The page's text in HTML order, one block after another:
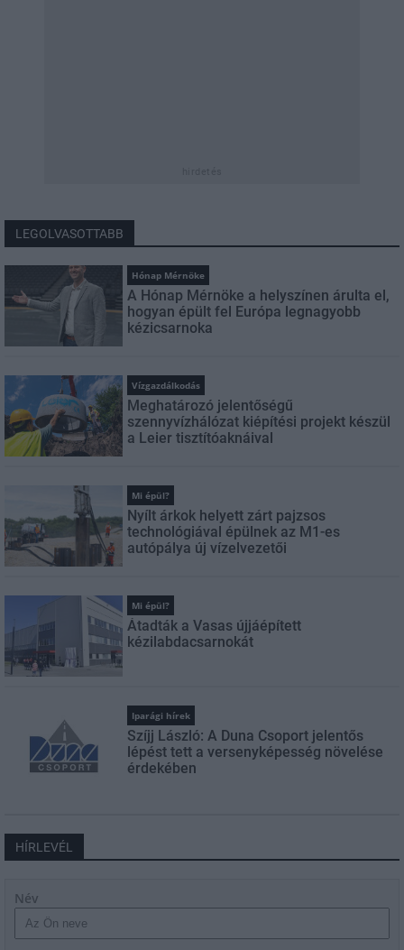
LEGOLVASOTTABB
Hónap Mérnöke
A Hónap Mérnöke a helyszínen árulta el,
hogyan épült fel Európa legnagyobb
kézicsarnoka
Vízgazdálkodás
Meghatározó jelentőségű
szennyvízhálózat kiépítési projekt készül
a Leier tisztítóaknáival
Mi épül?
Nyílt árkok helyett zárt pajzsos
technológiával épülnek az M1-es
autópálya új vízelvezetői
Mi épül?
Átadták a Vasas újjáépített
kézilabdacsarnokát
Iparági hírek
Szíjj László: A Duna Csoport jelentős
lépést tett a versenyképesség növelése
érdekében
HÍRLEVÉL
Név